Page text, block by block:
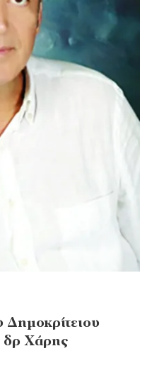
Δημοκρίτειου
δρ Χάρης